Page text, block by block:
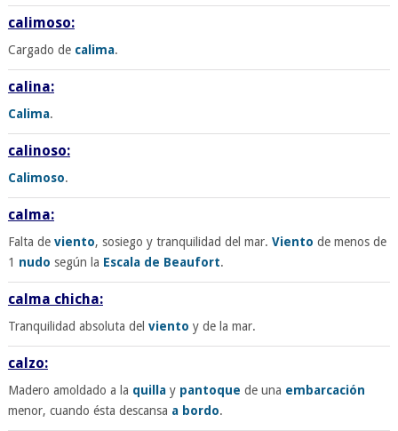
calimoso:
Cargado de calima.
calina:
Calima.
calinoso:
Calimoso.
calma:
Falta de viento, sosiego y tranquilidad del mar. Viento de menos de
1 nudo según la Escala de Beaufort.
calma chicha:
Tranquilidad absoluta del viento y de la mar.
calzo:
Madero amoldado a la quillay pantoque de una embarcación
menor, cuando ésta descansa a bordo.